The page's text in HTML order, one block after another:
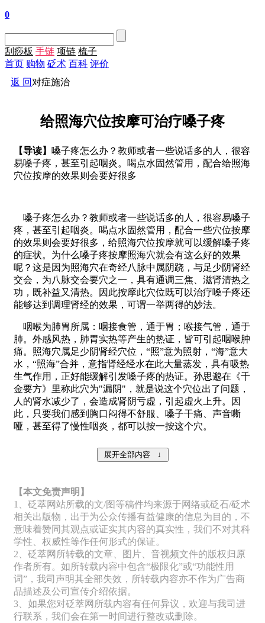
0
刮痧板 手链 项链 梳子
首页 购物 砭术 百科 评价
返 回 对症施治
给照海穴位按摩可治疗嗓子疼
【导读】 嗓子疼怎么办？教师或者一些说话多的人，很容
易嗓子疼，甚至引起咽炎。喝点水固然管用，配合给照海
穴位按摩的效果则会要好很多
嗓子疼怎么办？教师或者一些说话多的人，很容易嗓子
疼，甚至引起咽炎。喝点水固然管用，配合一些穴位按摩
的效果则会要好很多，给照海穴位按摩就可以缓解嗓子疼
的症状。为什么嗓子疼按摩照海穴就会有这么好的效果
呢？这是因为照海穴在奇经八脉中属阴跷，与足少阴肾经
交会，为八脉交会要穴之一，具有通调三焦、滋肾清热之
功，既补益又清热。因此按摩此穴位既可以治疗嗓子疼还
能够达到调理肾经的效果，可谓一举两得的妙法。
咽喉为肺胃所属：咽接食管，通于胃；喉接气管，通于
肺。外感风热，肺胃实热等产生的热证，皆可引起咽喉肿
痛。照海穴属足少阴肾经穴位，“照”意为照射，“海”意大
水，“照海”合并，意指肾经经水在此大量蒸发，具有吸热
生气作用，正好能缓解引发嗓子疼的热证。孙思邈在《千
金要方》里称此穴为"漏阴"，就是说这个穴位出了问题，
人的肾水减少了，会造成肾阴亏虚，引起虚火上升。因
此，只要我们感到胸口闷得不舒服、嗓子干痛、声音嘶
哑，甚至得了慢性咽炎，都可以按一按这个穴。
【本文免责声明】
1、砭萃网站所载的文/图等稿件均来源于网络或砭石/砭术
相关出版物，出于为公众传播有益健康的信息为目的，不
意味着赞同其观点或证实其内容的真实性，我们不对其科
学性、权威性等作任何形式的保证。
2、砭萃网所转载的文章、图片、音视频文件的版权归原
作者所有。如所转载内容中包含“极限化”或“功能性用
词”，我司声明其全部失效，所转载内容亦不作为广告商
品描述及公司宣传介绍依据。
3、如果您对砭萃网所载内容有任何异议，欢迎与我司进
行联系，我们会在第一时间进行整改或删除。